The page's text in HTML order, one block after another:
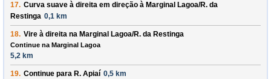
17. Curva suave à direita em direção à Marginal Lagoa/R. da
Restinga 0,1 km
18. Vire à direita na Marginal Lagoa/R. da Restinga
Continue na Marginal Lagoa
5,2 km
19. Continue para R. Apiaí 0,5 km